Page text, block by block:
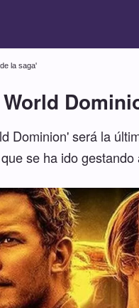
la saga'
Dominion' será la
se ha ido